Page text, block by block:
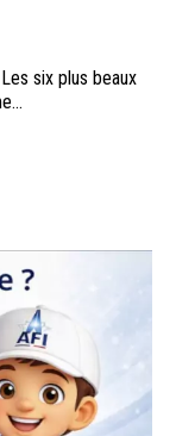
six plus beaux